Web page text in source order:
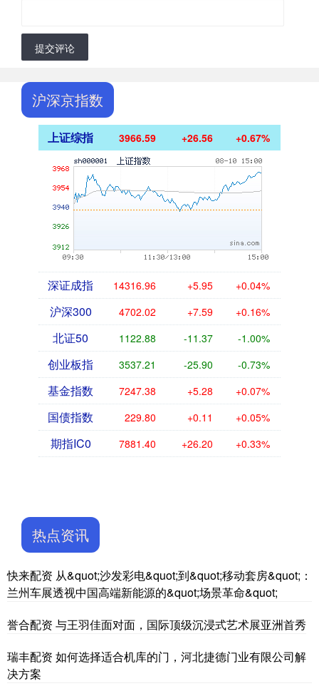
提交评论
沪深京指数
上证综指 3966.59 +26.56 +0.67%
深证成指 14316.96 +5.95 +0.04%
沪深300 4702.02 +7.59 +0.16%
北证50 1122.88 -11.37 -1.00%
创业板指 3537.21 -25.90 -0.73%
基金指数 7247.38 +5.28 +0.07%
国债指数 229.80 +0.11 +0.05%
期指IC0 7881.40 +26.20 +0.33%
热点资讯
快来配资 从&quot;沙发彩电&quot;到&quot;移动套房&quot;：
兰州车展透视中国高端新能源的&quot;场景革命&quot;
誉合配资 与王羽佳面对面，国际顶级沉浸式艺术展亚洲首秀
瑞丰配资 如何选择适合机库的门，河北捷德门业有限公司解
决方案